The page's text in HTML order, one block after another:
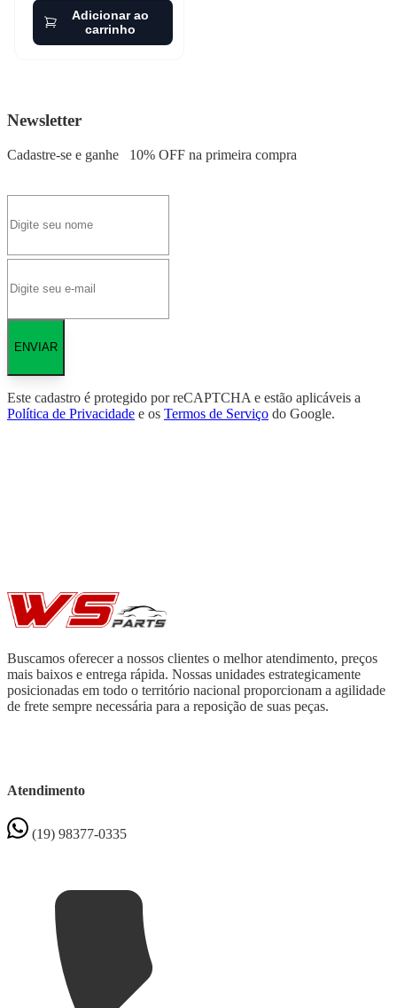
Adicionar ao
carrinho
Newsletter
Cadastre-se e ganhe 10% OFF na primeira compra
ENVIAR
Este cadastro é protegido por reCAPTCHA e estão aplicáveis a
Política de Privacidade e os Termos de Serviço do Google.
Buscamos oferecer a nossos clientes o melhor atendimento, preços
mais baixos e entrega rápida. Nossas unidades estrategicamente
posicionadas em todo o território nacional proporcionam a agilidade
de frete sempre necessária para a reposição de suas peças.
Atendimento
(19) 98377-0335